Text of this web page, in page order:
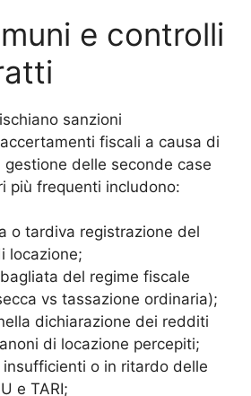
e controlli
sanzioni
fiscali a causa di
gestione delle seconde case
più frequenti includono:
o tardiva registrazione del
locazione;
del regime fiscale
vs tassazione ordinaria);
dichiarazione dei redditi
di locazione percepiti;
insufficienti o in ritardo delle
e TARI;